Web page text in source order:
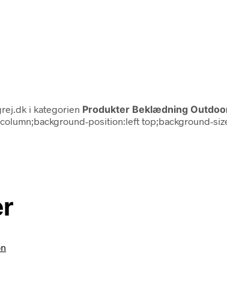
i kategorien Produkter Beklædning
position:left top;background-